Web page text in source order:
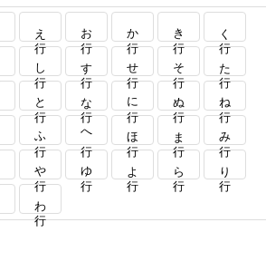
え行 お行 か行 き行 く行
し行 す行 せ行 そ行 た行
と行 な行 に行 ぬ行 ね行
ふ行 へ行 ほ行 ま行 み行
や行 ゆ行 よ行 ら行 り行
わ行